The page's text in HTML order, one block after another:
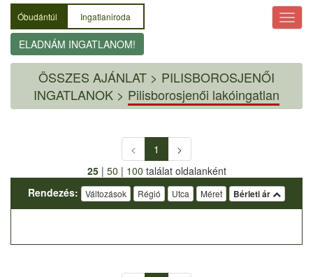
Óbudántúl Ingatlaniroda
ELADNÁM INGATLANOM!
ÖSSZES AJÁNLAT > PILISBOROSJENŐI
INGATLANOK > Pilisborosjenői lakóingatlan
< 1
>
25| 50 | 100 találat oldalanként
Rendezés:
Változások Régió Utca Méret Bérleti ár